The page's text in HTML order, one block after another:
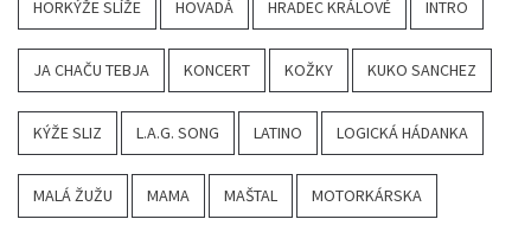
HORKÝŽE SLÍŽE HOVADÁ HRADEC KRÁLOVÉ INTRO
JA CHAČU TEBJA KONCERT KOŽKY KUKO SANCHEZ
KÝŽE SLIZ L.A.G. SONG LATINO LOGICKÁ HÁDANKA
MALÁ ŽUŽU MAMA MAŠTAL MOTORKÁRSKA